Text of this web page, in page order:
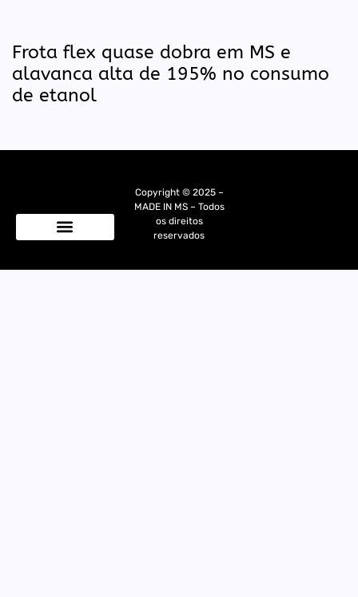
Frota flex quase dobra em MS e
alavanca alta de 195% no consumo
de etanol
Copyright © 2025 –
MADE IN MS – Todos
os direitos
reservados